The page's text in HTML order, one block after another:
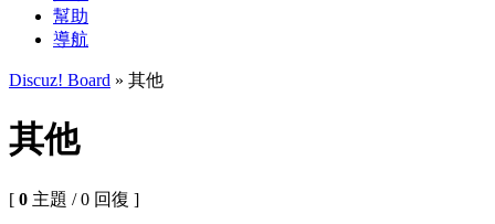
幫助
導航
Discuz! Board » 其他
其他
[ 0 主題 / 0 回復 ]